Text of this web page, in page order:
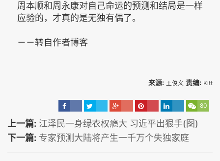
周本顺和周永康对自己命运的预测和结局是一样
应验的，才真的是无独有偶了。
－－转自作者博客
来源: 王俊义 责编: Kitt
80
上一篇: 江泽民一身绿衣权瘾大 习近平出狠手(图)
下一篇: 专家预测大陆将产生一千万个失独家庭